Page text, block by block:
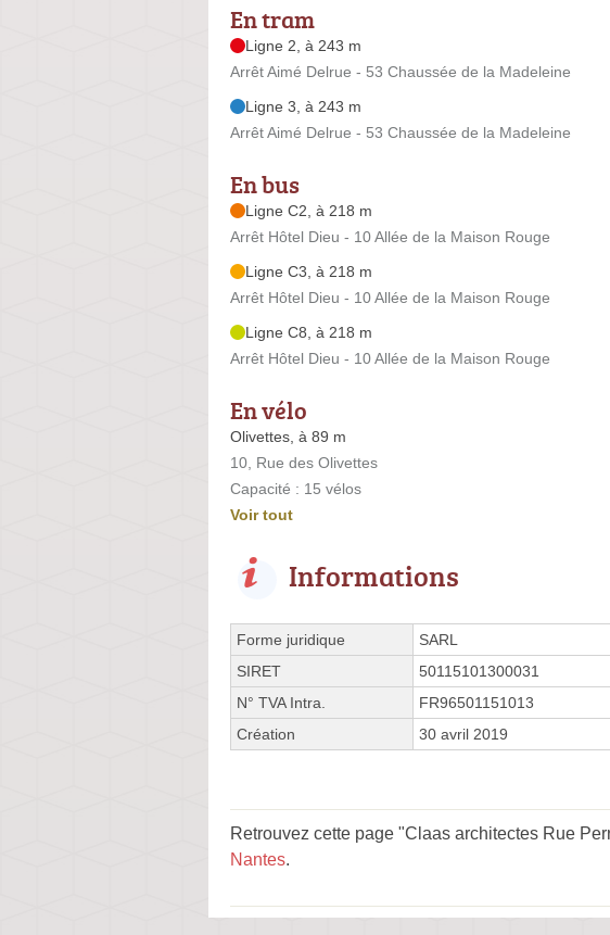
En tram
Ligne 2, à 243 m
Arrêt Aimé Delrue - 53 Chaussée de la Madeleine
Ligne 3, à 243 m
Arrêt Aimé Delrue - 53 Chaussée de la Madeleine
En bus
Ligne C2, à 218 m
Arrêt Hôtel Dieu - 10 Allée de la Maison Rouge
Ligne C3, à 218 m
Arrêt Hôtel Dieu - 10 Allée de la Maison Rouge
Ligne C8, à 218 m
Arrêt Hôtel Dieu - 10 Allée de la Maison Rouge
En vélo
Olivettes, à 89 m
10, Rue des Olivettes
Capacité : 15 vélos
Voir tout
Informations
Forme juridique
SARL
SIRET
50115101300031
N° TVA Intra.
FR96501151013
Création
30 avril 2019
Retrouvez cette page "Claas architectes Rue
Nantes.